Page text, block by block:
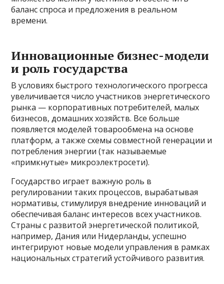
баланс спроса и предложения в реальном
времени.
Инновационные бизнес-модели
и роль государства
В условиях быстрого технологического прогресса
увеличивается число участников энергетического
рынка — корпоративных потребителей, малых
бизнесов, домашних хозяйств. Все больше
появляется моделей товарообмена на основе
платформ, а также схемы совместной генерации и
потребления энергии (так называемые
«примкнутые» микроэлектросети).
Государство играет важную роль в
регулировании таких процессов, вырабатывая
нормативы, стимулируя внедрение инноваций и
обеспечивая баланс интересов всех участников.
Страны с развитой энергетической политикой,
например, Дания или Нидерланды, успешно
интегрируют новые модели управления в рамках
национальных стратегий устойчивого развития.